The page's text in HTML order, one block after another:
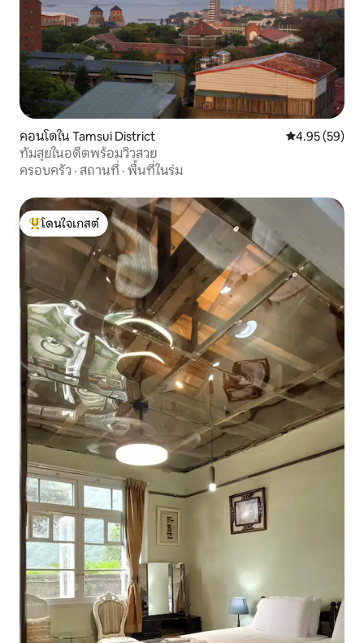
คอนโดใน Tamsui District คะแนนเฉลี่ย
4.95 (59)
ทัมสุยในอดีตพร้อมวิวสวย
ครอบครัว · สถานที่ · พื้นที่ในร่ม
โดนใจเกสต์ที่สุด
โดนใจเกสต์